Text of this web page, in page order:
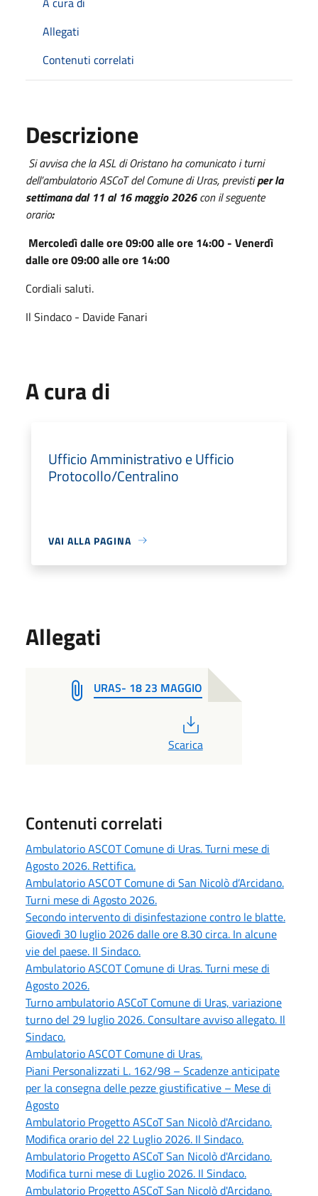
Allegati
Contenuti correlati
Descrizione
Si avvisa che la ASL di Oristano ha comunicato i turni
dell’ambulatorio ASCoT del Comune di Uras, previstiper la
settimana dal 11 al 16 maggio 2026con il seguente
orario:
Mercoledì dalle ore 09:00 alle ore 14:00 - Venerdì
dalle ore 09:00 alle ore 14:00
Cordiali saluti.
Il Sindaco - Davide Fanari
A cura di
Ufficio Amministrativo e Ufficio
Protocollo/Centralino
VAI ALLA PAGINA
Allegati
URAS- 18 23 MAGGIO
Scarica
Contenuti correlati
Ambulatorio ASCOT Comune di Uras. Turni mese di
Agosto 2026. Rettifica.
Ambulatorio ASCOT Comune di San Nicolò d’Arcidano.
Turni mese di Agosto 2026.
Secondo intervento di disinfestazione contro le blatte.
Giovedì 30 luglio 2026 dalle ore 8.30 circa. In alcune
vie del paese. Il Sindaco.
Ambulatorio ASCOT Comune di Uras. Turni mese di
Agosto 2026.
Turno ambulatorio ASCoT Comune di Uras, variazione
turno del 29 luglio 2026. Consultare avviso allegato. Il
Sindaco.
Ambulatorio ASCOT Comune di Uras.
Piani Personalizzati L. 162/98 – Scadenze anticipate
per la consegna delle pezze giustificative – Mese di
Agosto
Ambulatorio Progetto ASCoT San Nicolò d'Arcidano.
Modifica orario del 22 Luglio 2026. Il Sindaco.
Ambulatorio Progetto ASCoT San Nicolò d'Arcidano.
Modifica turni mese di Luglio 2026. Il Sindaco.
Ambulatorio Progetto ASCoT San Nicolò d'Arcidano.